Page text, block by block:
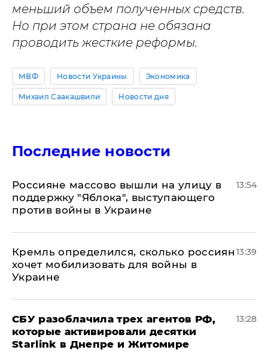
меньший объем полученных средств.
Но при этом страна не обязана
проводить жесткие реформы.
МВФ Новости Украины Экономика
Михаил Саакашвили Новости дня
Последние новости
Россияне массово вышли на улицу в
поддержку "Яблока", выступающего
против войны в Украине
13:54
Кремль определился, сколько россиян
хочет мобилизовать для войны в
Украине
13:39
СБУ разоблачила трех агентов РФ,
которые активировали десятки
Starlink в Днепре и Житомире
13:28